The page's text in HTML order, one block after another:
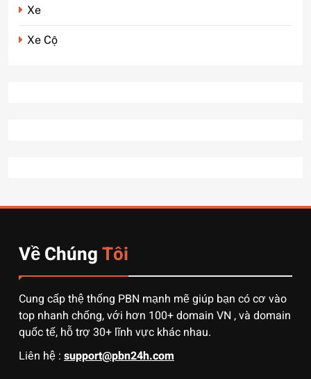
Xe
Xe Cộ
Về ChúngTôi
Cung cấp thệ thống PBN mạnh mẽ giúp bạn có cơ vào
top nhanh chống, với hơn 100+ domain VN , và domain
quốc tế, hỗ trợ 30+ lĩnh vực khác nhau.
Liên hệ : support@pbn24h.com
Quốc không qua trung gian.
8
Quy trình vận chuyển hàng
từ Alibaba về Việt Nam: Nên
chọn đường biển hay đường
hàng không?
DỊCH VỤ
1